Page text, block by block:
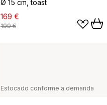
Ø 15 cm, toast
169 €
199 €
Estocado conforme a demanda